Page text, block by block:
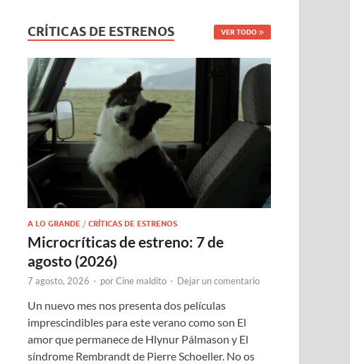
CRÍTICAS DE ESTRENOS VER TODO
A LO GRANDE /CRÍTICAS DE ESTRENOS
Microcríticas de estreno: 7 de
agosto (2026)
7 agosto, 2026 - porCine maldito - Dejar un comentario
Un nuevo mes nos presenta dos películas
imprescindibles para este verano como son El
amor que permanece de Hlynur Pálmason y El
síndrome Rembrandt de Pierre Schoeller. No os